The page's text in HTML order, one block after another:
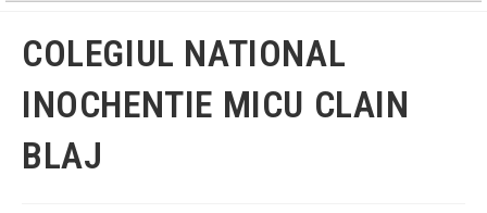
COLEGIUL NATIONAL
INOCHENTIE MICU CLAIN
BLAJ